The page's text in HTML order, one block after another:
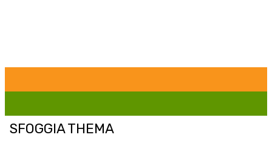
Szolgáltatások
SFOGGIA THEMA